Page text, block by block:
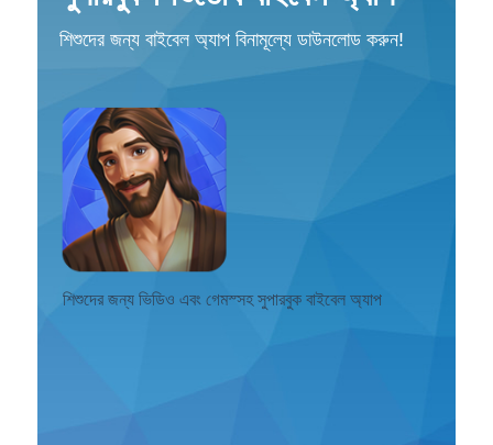
পর্বগুলি
ভিডিও
রেডিও
বাইবেল অ্যাপ
সাইন ইন
শিশুদের জন্য বাইবেল অ্যাপ বিনামূল্যে ডাউনলোড করুন!
শিশুদের জন্য ভিডিও এবং গেমস্সহ সুপারবুক বাইবেল অ্যাপ